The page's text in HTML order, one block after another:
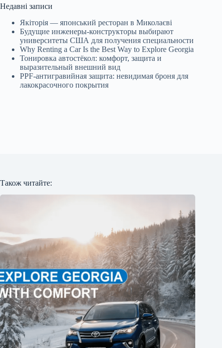
Недавні записи
Якіторія — японський ресторан в Миколаєві
Будущие инженеры‑конструкторы выбирают
университеты США для получения специальности
Why Renting a Car Is the Best Way to Explore Georgia
Тонировка автостёкол: комфорт, защита и
выразительный внешний вид
PPF-антигравийная защита: невидимая броня для
лакокрасочного покрытия
Також читайте: